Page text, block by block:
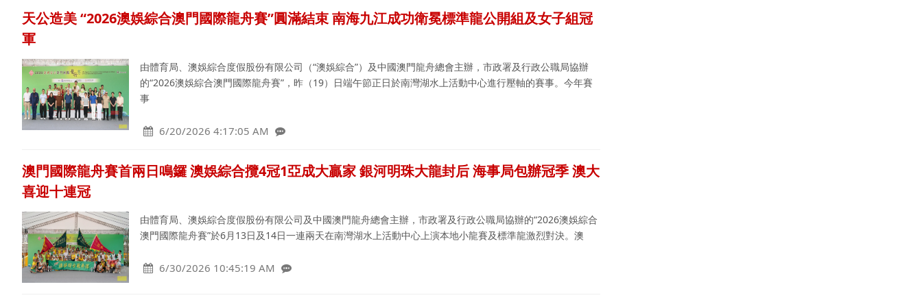
天公造美 “2026澳娛綜合澳門國際龍舟賽”圓滿結束 南海九江成功衛冕標準龍公開組及女子組冠
軍
由體育局、澳娛綜合度假股份有限公司（“澳娛綜合”）及中國澳門龍舟總會主辦，市政署及行政公職局協辦
的“2026澳娛綜合澳門國際龍舟賽”，昨（19）日端午節正日於南灣湖水上活動中心進行壓軸的賽事。今年賽
事
6/20/2026 4:17:05 AM
澳門國際龍舟賽首兩日鳴鑼 澳娛綜合攬4冠1亞成大贏家 銀河明珠大龍封后 海事局包辦冠季 澳大
喜迎十連冠
由體育局、澳娛綜合度假股份有限公司及中國澳門龍舟總會主辦，市政署及行政公職局協辦的“2026澳娛綜合
澳門國際龍舟賽”於6月13日及14日一連兩天在南灣湖水上活動中心上演本地小龍賽及標準龍激烈對決。澳
6/30/2026 10:45:19 AM